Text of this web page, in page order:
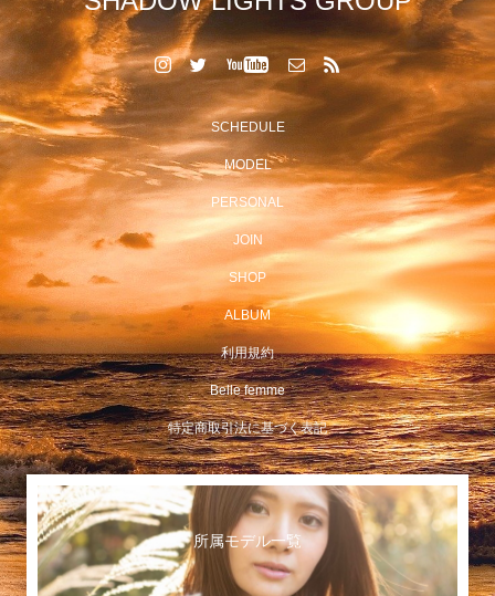
SCHEDULE
MODEL
PERSONAL
JOIN
SHOP
ALBUM
利用規約
Belle femme
特定商取引法に基づく表記
所属モデル一覧